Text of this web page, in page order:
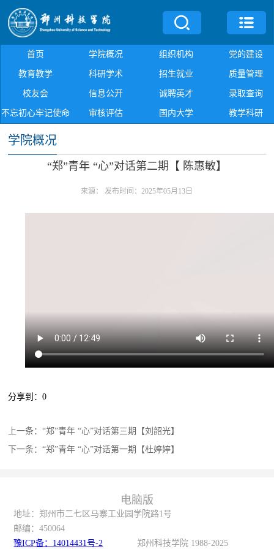
首页 学院概况 组织机构 党的建设
教育教学 科研学术 招生就业 质量管理
校友会 信息公开 诚聘英才 录取查询
不忘初心牢记使命 审核评估 国内大学 教学科研
学院概况
“郑”青年 “心”对话第二期【 陈惠敏】
来源： 发布时间：2025年05月13日
分享到：0
上一条：“郑”青年 “心”对话第三期【刘韶光】
下一条：“郑”青年 “心”对话第一期【杜婷婷】
电脑版
地址：郑州市二七区马寨工业园学院路1号
邮编：450064
豫ICP备：14014431号-2
郑州科技学院 1988-2025